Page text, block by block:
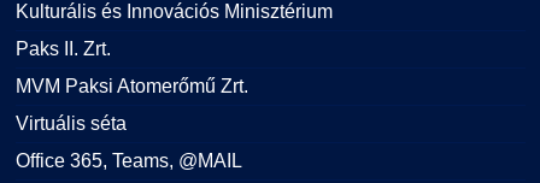
Kulturális és Innovációs Minisztérium
Paks II. Zrt.
MVM Paksi Atomerőmű Zrt.
Virtuális séta
Office 365, Teams, @MAIL